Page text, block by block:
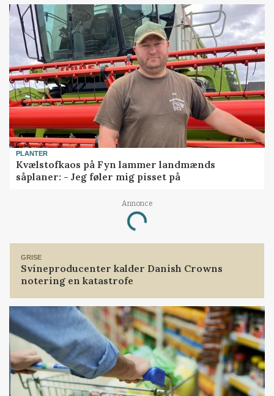
PLANTER
Kvælstofkaos på Fyn lammer landmænds
såplaner: - Jeg føler mig pisset på
Annonce
Loading...
GRISE
Svineproducenter kalder Danish Crowns
notering en katastrofe